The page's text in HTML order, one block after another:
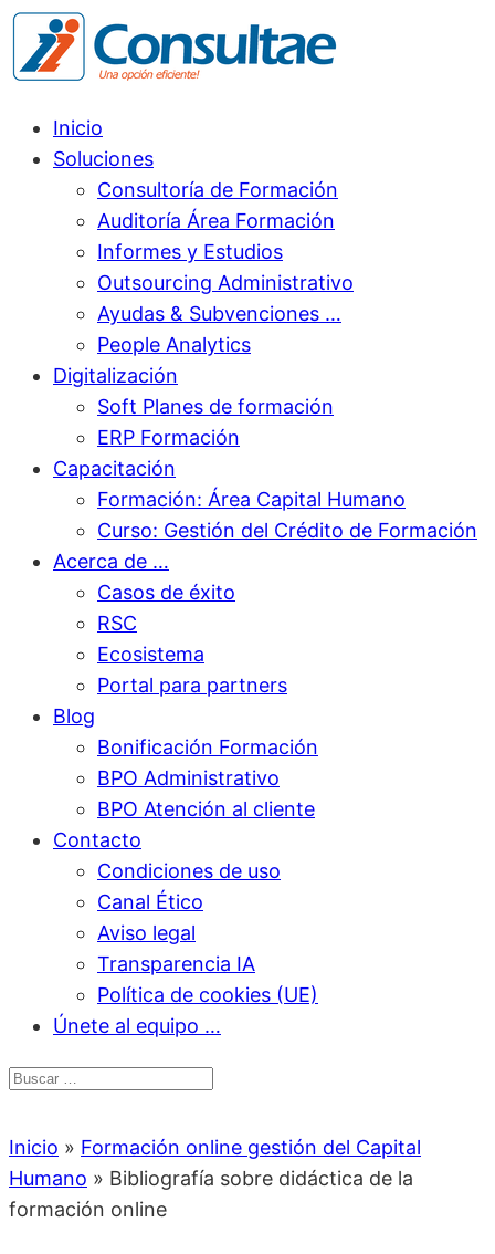
Inicio
Soluciones
Consultoría de Formación
Auditoría Área Formación
Informes y Estudios
Outsourcing Administrativo
Ayudas & Subvenciones …
People Analytics
Digitalización
Soft Planes de formación
ERP Formación
Capacitación
Formación: Área Capital Humano
Curso: Gestión del Crédito de Formación
Acerca de …
Casos de éxito
RSC
Ecosistema
Portal para partners
Blog
Bonificación Formación
BPO Administrativo
BPO Atención al cliente
Contacto
Condiciones de uso
Canal Ético
Aviso legal
Transparencia IA
Política de cookies (UE)
Únete al equipo …
Inicio » Formación online gestión del Capital
Humano » Bibliografía sobre didáctica de la
formación online